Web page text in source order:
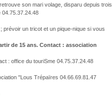
son mari volage, disparu depuis trois
un tricot et un pique-nique si vous
de 15 ans. Contact : association
: office du touriSme 04.75.37.24.48
"Lous Trépaïres 04.66.69.81.47